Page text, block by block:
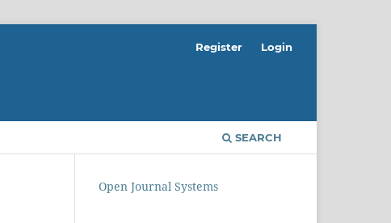
SEARCH
Register Login
Open Journal Systems